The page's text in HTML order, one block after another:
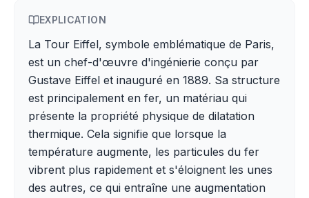
EXPLICATION
La Tour Eiffel, symbole emblématique de Paris,
est un chef-d'œuvre d'ingénierie conçu par
Gustave Eiffel et inauguré en 1889. Sa structure
est principalement en fer, un matériau qui
présente la propriété physique de dilatation
thermique. Cela signifie que lorsque la
température augmente, les particules du fer
vibrent plus rapidement et s'éloignent les unes
des autres, ce qui entraîne une augmentation